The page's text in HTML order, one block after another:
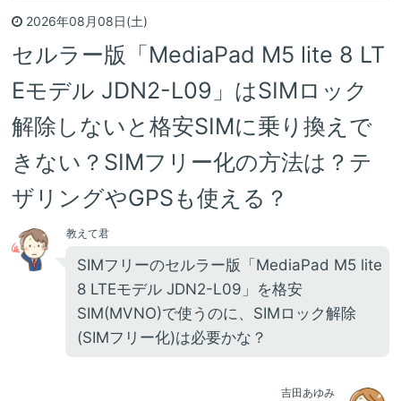
2026年08月08日(土)
セルラー版「MediaPad M5 lite 8 LT
Eモデル JDN2-L09」はSIMロック
解除しないと格安SIMに乗り換えで
きない？SIMフリー化の方法は？テ
ザリングやGPSも使える？
教えて君
SIMフリーのセルラー版「MediaPad M5 lite
8 LTEモデル JDN2-L09」を格安
SIM(MVNO)で使うのに、SIMロック解除
(SIMフリー化)は必要かな？
吉田あゆみ